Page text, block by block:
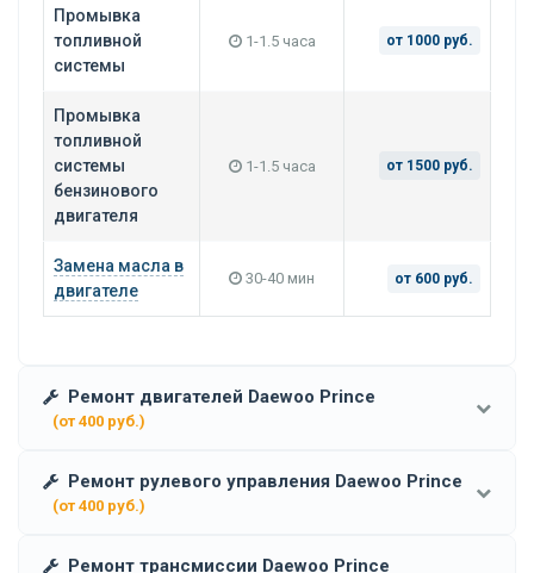
Промывка
топливной
системы
1-1.5 часа от 1000 руб.
Промывка
топливной
системы
бензинового
двигателя
1-1.5 часа от 1500 руб.
Замена масла в
двигателе
30-40 мин от 600 руб.
Ремонт двигателей Daewoo Prince
(от 400 руб.)
Ремонт рулевого управления Daewoo Prince
(от 400 руб.)
Ремонт трансмиссии Daewoo Prince